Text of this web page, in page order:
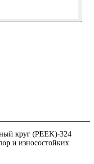
круг (PEEK)-324
и износостойких